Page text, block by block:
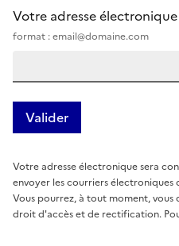
Votre adresse électronique
format : email@domaine.com
Votre adresse électronique sera
envoyer les courriers électroniques
Vous pourrez, à tout moment, vous
droit d'accès et de rectification.